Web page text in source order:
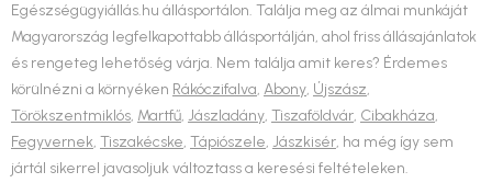
Egészségügyiállás.hu állásportálon. Találja meg az álmai munkáját
Magyarország legfelkapottabb állásportálján, ahol friss állásajánlatok
és rengeteg lehetőség várja. Nem találja amit keres? Érdemes
körülnézni a környéken Rákóczifalva, Abony, Újszász,
Törökszentmiklós, Martfű, Jászladány, Tiszaföldvár, Cibakháza,
Fegyvernek, Tiszakécske, Tápiószele, Jászkisér, ha még így sem
jártál sikerrel javasoljuk változtass a keresési feltételeken.